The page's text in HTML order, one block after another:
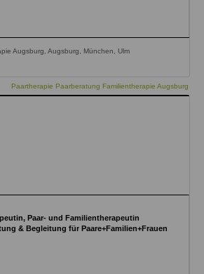
Augsburg, Augsburg, München, Ulm
Paartherapie Paarberatung Familientherapie Augsburg
Paar- und Familientherapeutin
& Begleitung für Paare+Familien+Frauen